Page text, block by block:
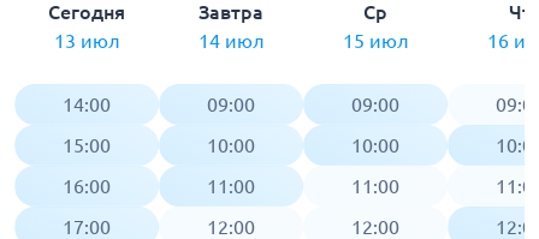
Сегодня
13 июл
14:00
15:00
16:00
17:00
Завтра
14 июл
09:00
10:00
11:00
12:00
Ср
15 июл
09:00
10:00
11:00
12:00
Чт
16